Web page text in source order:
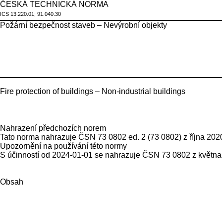
ČESKÁ TECHNICKÁ NORMA
ICS 13.220.01; 91.040.30
Požární bezpečnost staveb – Nevýrobní objekty
Fire protection of buildings – Non-industrial buildings
Nahrazení předchozích norem
Tato norma nahrazuje ČSN 73 0802 ed. 2 (73 0802) z října
Upozornění na používání této normy
S účinností od 2024-01-01 se nahrazuje ČSN 73 0802 z
Obsah